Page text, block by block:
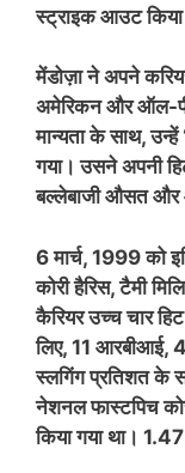
स्ट्राइक आउट
मेंडोज़ा ने अपने
अमेरिकन और ऑल-
मान्यता के साथ,
गया। उसने अपनी
बल्लेबाजी औसत और
6 मार्च, 1999 को
कोरी हैरिस, टैमी
कैरियर उच्च चार
लिए, 11 आरबीआई,
स्लगिंग प्रतिशत के
नेशनल फास्टपिच
किया गया था।